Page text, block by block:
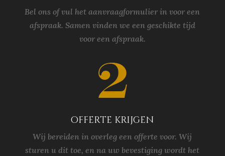
Bel ons of vul het aanvraagformulier in voor een
afspraak. Samen vinden we een geschikte tijd
voor een afspraak.
offerte krijgen
Wij bereiden in overleg een offerte voor. Wij
sturen u dit toe, en na uw bevestiging wordt het